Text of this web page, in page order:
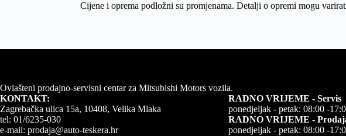
Cijene i oprema podložni su promjenama. Detalji o opremi mogu
Ovlašteni prodajno-servisni centar za Mitsubishi Motors vozila.
KONTAKT:
Zagrebačka ulica 15a, 10408, Velika Mlaka
tel: 01/6235-030
e-mail: prodaja@auto-teskera.hr
RADNO VRIJEME - Servis
ponedjeljak - petak: 08:00 -
RADNO VRIJEME -
ponedjeljak - petak: 08:00 -